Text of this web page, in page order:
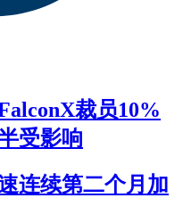
裁员10%
受影响
连续第二个月加